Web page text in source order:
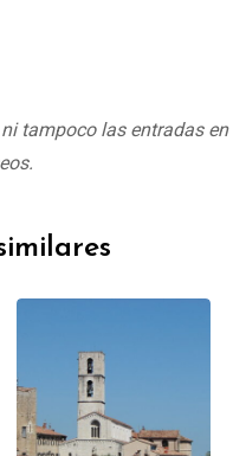
tampoco las entradas en